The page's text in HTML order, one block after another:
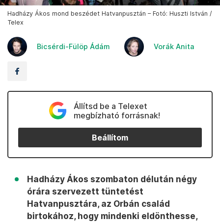
Hadházy Ákos mond beszédet Hatvanpusztán – Fotó: Huszti István /
Telex
Bicsérdi-Fülöp Ádám Vorák Anita
Állítsd be a Telexet
megbízható forrásnak!
Beállítom
Hadházy Ákos szombaton délután négy
órára szervezett tüntetést
Hatvanpusztára, az Orbán család
birtokához, hogy mindenki eldönthesse,